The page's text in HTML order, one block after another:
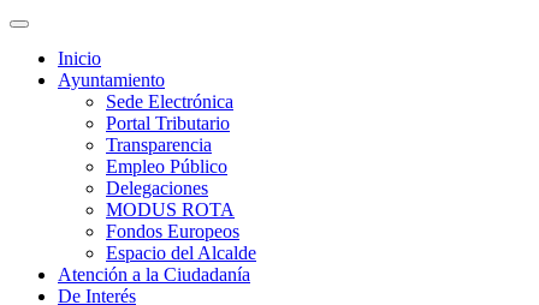
Inicio
Ayuntamiento
Sede Electrónica
Portal Tributario
Transparencia
Empleo Público
Delegaciones
MODUS ROTA
Fondos Europeos
Espacio del Alcalde
Atención a la Ciudadanía
De Interés